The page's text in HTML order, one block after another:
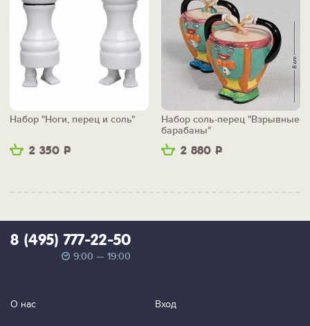
2 350 Р
Набор "Ноги, перец и соль"
2 880 Р
Набор соль-перец "Взрывные
барабаны"
8 (495) 777-22-50
9:00 — 19:00
О нас Вход